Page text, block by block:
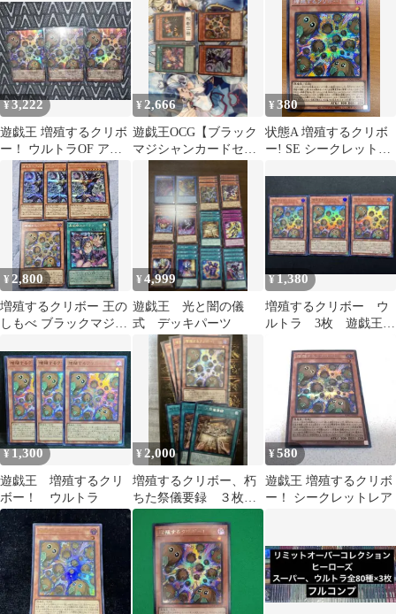
OCG
¥3,222
遊戯王 増殖するクリボ
ー！ ウルトラOF アジ
ア 3枚セット
¥ 2,666
遊戯王OCG【ブラック
マジシャンカードセッ
¥380
状態A 増殖するクリボ
ー! SE シークレット
¥ 2,800
増殖するクリボー 王の
しもべ ブラックマジシ
シク
¥4,999
遊戯王 光と闇の儀
式 デッキパーツ
¥1,380
増殖するクリボー ウ
ルトラ 3枚 遊戯王
ームコレクション
¥1,300
遊戯王 増殖するクリ
ボー！ ウルトラ
¥ 2,000
増殖するクリボー、朽
ちた祭儀要録 ３枚ず
つ
¥580
遊戯王 増殖するクリボ
ー！ シークレットレア